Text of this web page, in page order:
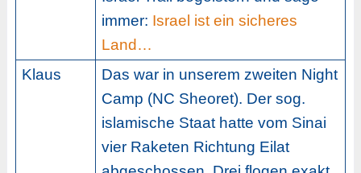
immer: Israel ist ein sicheres
Land…
Klaus
Das war in unserem zweiten Night
Camp (NC Sheoret). Der sog.
islamische Staat hatte vom Sinai
vier Raketen Richtung Eilat